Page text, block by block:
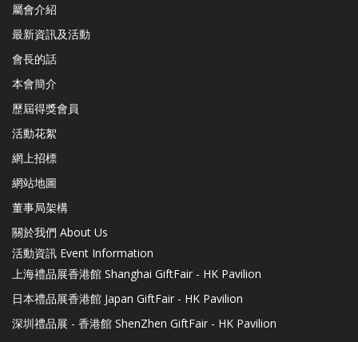
屬會介紹
最新資訊及活動
會長的話
本會簡介
歷屆得獎會員
活動花絮
網上招標
網站地圖
董事局架構
關於我們 About Us
活動資訊 Event Information
上海禮品展香港館 Shanghai GiftFair - HK Pavilion
日本禮品展香港館 Japan GiftFair - HK Pavilion
深圳禮品展 - 香港館 ShenZhen GiftFair - HK Pavilion